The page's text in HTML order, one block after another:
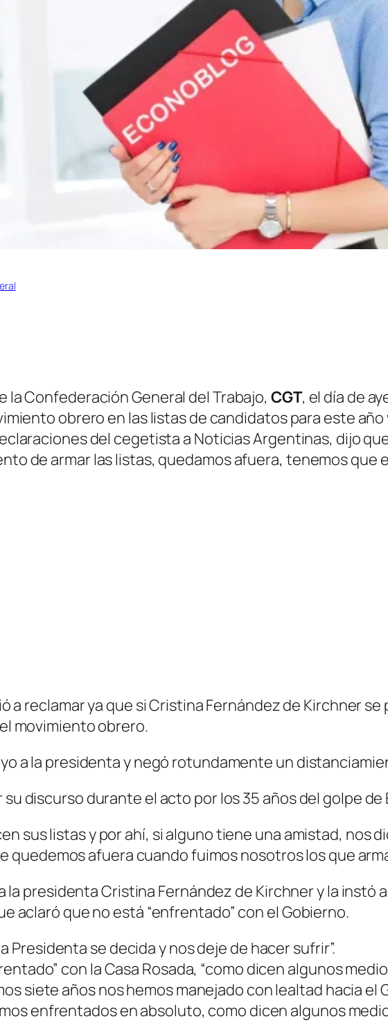
la Confederación General del Trabajo, CGT, el día de
obrero en las listas de candidatos para este
del cegetista a Noticias Argentinas, dijo
de armar las listas, quedamos afuera, tenemos que
a reclamar ya que si Cristina Fernández de Kirchner
movimiento obrero.
a la presidenta y negó rotundamente un
su discurso durante el acto por los 35 años del golpe
sus listas y por ahí, si alguno tiene una amistad, nos
quedemos afuera cuando fuimos nosotros los que
la presidenta Cristina Fernández de Kirchner y la instó
aclaró que no está “enfrentado” con el Gobierno.
Presidenta se decida y nos deje de hacer sufrir”.
con la Casa Rosada, “como dicen algunos
siete años nos hemos manejado con lealtad hacia
enfrentados en absoluto, como dicen algunos